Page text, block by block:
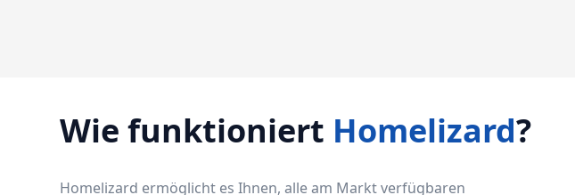
Wie funktioniert Homelizard?
Homelizard ermöglicht es Ihnen, alle am Markt verfügbaren